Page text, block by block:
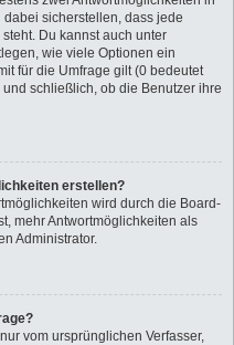
sicherstellen, dass jede
Du kannst auch unter
wie viele Optionen ein
für die Umfrage gilt (0 bedeutet
schließlich, ob die Benutzer ihre
erstellen?
wird durch die Board-
mehr Antwortmöglichkeiten als
Administrator.
vom ursprünglichen Verfasser,